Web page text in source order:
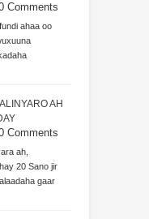
Comments
ahaa oo
AH
Comments
ah,
20 Sano jir
gaar